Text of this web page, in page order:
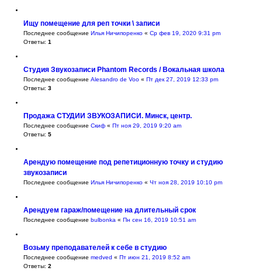
Ищу помещение для реп точки \ записи
Последнее сообщение Илья Ничипоренко « Ср фев 19, 2020 9:31 pm
Ответы: 1
Студия Звукозаписи Phantom Records / Вокальная школа
Последнее сообщение Alesandro de Voo « Пт дек 27, 2019 12:33 pm
Ответы: 3
Продажа СТУДИИ ЗВУКОЗАПИСИ. Минск, центр.
Последнее сообщение Скиф « Пт ноя 29, 2019 9:20 am
Ответы: 5
Арендую помещение под репетиционную точку и студию
звукозаписи
Последнее сообщение Илья Ничипоренко « Чт ноя 28, 2019 10:10 pm
Арендуем гараж/помещение на длительный срок
Последнее сообщение bulbonka « Пн сен 16, 2019 10:51 am
Возьму преподавателей к себе в студию
Последнее сообщение medved « Пт июн 21, 2019 8:52 am
Ответы: 2